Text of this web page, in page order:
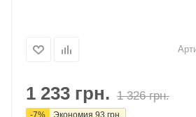
1 233 грн. 1 326грн.
-7% Экономия 93 грн.